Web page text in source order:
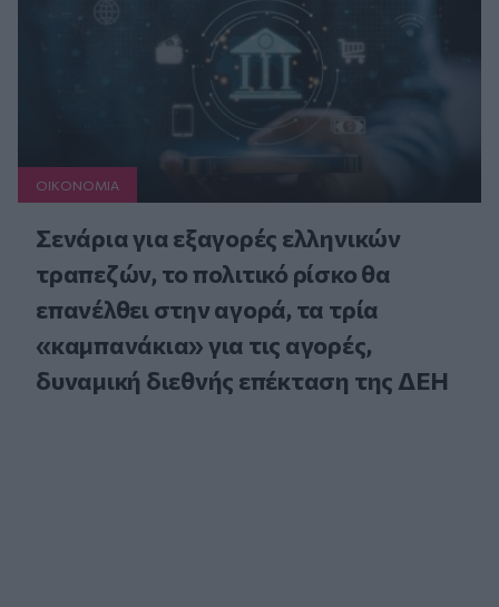
ΟΙΚΟΝΟΜΙΑ
Σενάρια για εξαγορές ελληνικών
τραπεζών, το πολιτικό ρίσκο θα
επανέλθει στην αγορά, τα τρία
«καμπανάκια» για τις αγορές,
δυναμική διεθνής επέκταση της ΔΕΗ